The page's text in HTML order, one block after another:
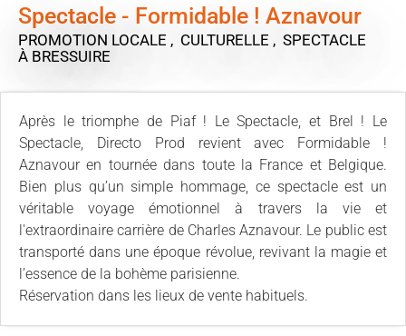
Spectacle - Formidable ! Aznavour
PROMOTION LOCALE , CULTURELLE , SPECTACLE
À BRESSUIRE
Après le triomphe de Piaf ! Le Spectacle, et Brel ! Le
Spectacle, Directo Prod revient avec Formidable !
Aznavour en tournée dans toute la France et Belgique.
Bien plus qu’un simple hommage, ce spectacle est un
véritable voyage émotionnel à travers la vie et
l'extraordinaire carrière de Charles Aznavour. Le public est
transporté dans une époque révolue, revivant la magie et
l’essence de la bohème parisienne.
Réservation dans les lieux de vente habituels.